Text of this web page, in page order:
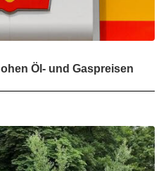
Öl- und Gaspreisen